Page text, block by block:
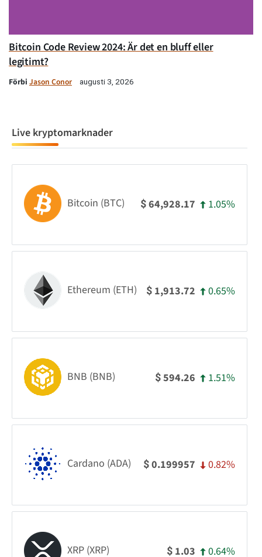
Bitcoin Code Review 2024: Är det en bluff eller
legitimt?
Förbi Jason Conor augusti 3, 2026
Live kryptomarknader
Bitcoin (BTC) $64,928.17 1.05%
Ethereum (ETH) $ 1,913.72 0.65%
BNB (BNB) $594.26 1.51%
Cardano (ADA) $0.199957 0.82%
XRP (XRP) $ 1.03 0.64%